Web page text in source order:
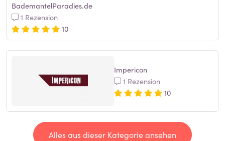
BademantelParadies.de
1 Rezension
10
Impericon
1 Rezension
10
Alles aus dieser Kategorie ansehen